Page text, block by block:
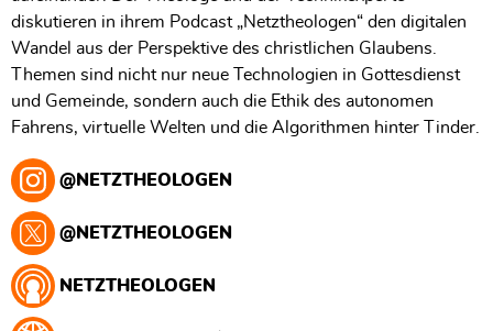
diskutieren in ihrem Podcast „Netztheologen“ den digitalen
Wandel aus der Perspektive des christlichen Glaubens.
Themen sind nicht nur neue Technologien in Gottesdienst
und Gemeinde, sondern auch die Ethik des autonomen
Fahrens, virtuelle Welten und die Algorithmen hinter Tinder.
@NETZTHEOLOGEN
@NETZTHEOLOGEN
NETZTHEOLOGEN